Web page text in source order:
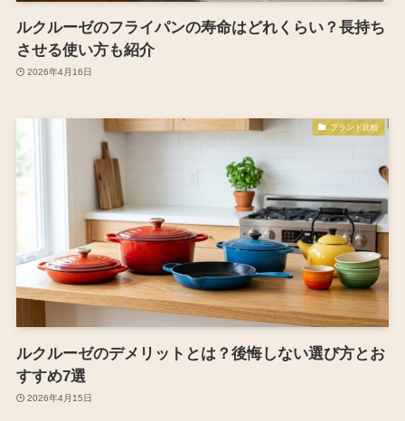
ルクルーゼのフライパンの寿命はどれくらい？長持ち
させる使い方も紹介
2026年4月16日
ブランド比較
ルクルーゼのデメリットとは？後悔しない選び方とお
すすめ7選
2026年4月15日